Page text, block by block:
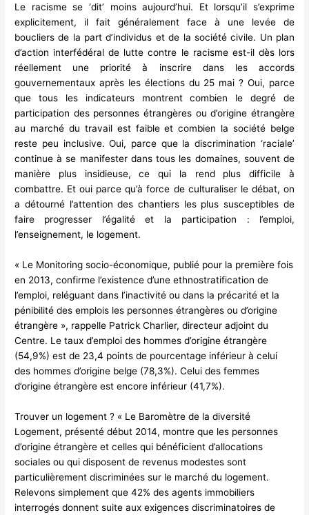
Le racisme se ‘dit’ moins aujourd’hui. Et lorsqu’il s’exprime
explicitement, il fait généralement face à une levée de
boucliers de la part d’individus et de la société civile. Un plan
d’action interfédéral de lutte contre le racisme est-il dès lors
réellement une priorité à inscrire dans les accords
gouvernementaux après les élections du 25 mai ? Oui, parce
que tous les indicateurs montrent combien le degré de
participation des personnes étrangères ou d’origine étrangère
au marché du travail est faible et combien la société belge
reste peu inclusive. Oui, parce que la discrimination ‘raciale’
continue à se manifester dans tous les domaines, souvent de
manière plus insidieuse, ce qui la rend plus difficile à
combattre. Et oui parce qu’à force de culturaliser le débat, on
a détourné l’attention des chantiers les plus susceptibles de
faire progresser l’égalité et la participation : l’emploi,
l’enseignement, le logement.
« Le Monitoring socio-économique, publié pour la première fois
en 2013, confirme l’existence d’une ethnostratification de
l’emploi, reléguant dans l’inactivité ou dans la précarité et la
pénibilité des emplois les personnes étrangères ou d’origine
étrangère », rappelle Patrick Charlier, directeur adjoint du
Centre. Le taux d’emploi des hommes d’origine étrangère
(54,9%) est de 23,4 points de pourcentage inférieur à celui
des hommes d’origine belge (78,3%). Celui des femmes
d’origine étrangère est encore inférieur (41,7%).
Trouver un logement ? « Le Baromètre de la diversité
Logement, présenté début 2014, montre que les personnes
d’origine étrangère et celles qui bénéficient d’allocations
sociales ou qui disposent de revenus modestes sont
particulièrement discriminées sur le marché du logement.
Relevons simplement que 42% des agents immobiliers
interrogés donnent suite aux exigences discriminatoires de